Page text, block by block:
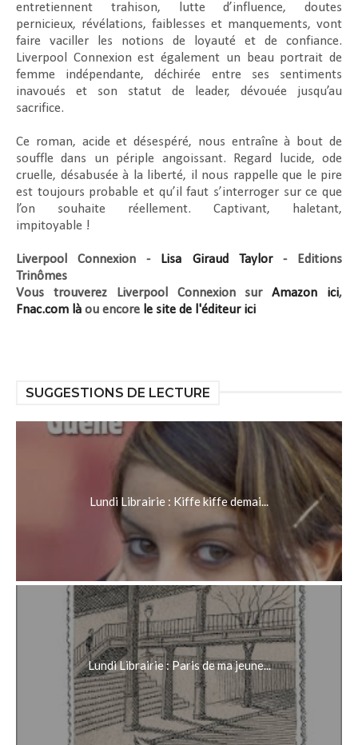
entretiennent trahison, lutte d’influence, doutes
pernicieux, révélations, faiblesses et manquements, vont
faire vaciller les notions de loyauté et de confiance.
Liverpool Connexion est également un beau portrait de
femme indépendante, déchirée entre ses sentiments
inavoués et son statut de leader, dévouée jusqu’au
sacrifice.
Ce roman, acide et désespéré, nous entraîne à bout de
souffle dans un périple angoissant. Regard lucide, ode
cruelle, désabusée à la liberté, il nous rappelle que le pire
est toujours probable et qu’il faut s’interroger sur ce que
l’on souhaite réellement. Captivant, haletant,
impitoyable !
Liverpool Connexion - Lisa Giraud Taylor- Editions
Trinômes
Vous trouverez Liverpool Connexion surAmazon ici,
Fnac.com là ou encore le site de l'éditeur ici
SUGGESTIONS DE LECTURE
Lundi Librairie : Kiffe kiffe demai...
Lundi Librairie : Paris de ma jeune...